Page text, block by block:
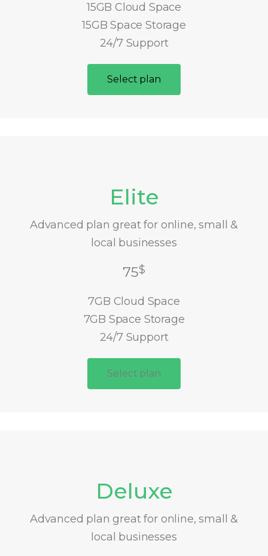
15GB Cloud Space
15GB Space Storage
24/7 Support
Select plan
Elite
Advanced plan great for online, small &
local businesses
75$
7GB Cloud Space
7GB Space Storage
24/7 Support
Select plan
Deluxe
Advanced plan great for online, small &
local businesses